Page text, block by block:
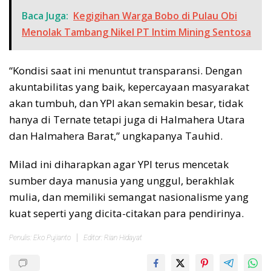
Baca Juga: Kegigihan Warga Bobo di Pulau Obi
Menolak Tambang Nikel PT Intim Mining Sentosa
“Kondisi saat ini menuntut transparansi. Dengan
akuntabilitas yang baik, kepercayaan masyarakat
akan tumbuh, dan YPI akan semakin besar, tidak
hanya di Ternate tetapi juga di Halmahera Utara
dan Halmahera Barat,” ungkapanya Tauhid.
Milad ini diharapkan agar YPI terus mencetak
sumber daya manusia yang unggul, berakhlak
mulia, dan memiliki semangat nasionalisme yang
kuat seperti yang dicita-citakan para pendirinya.
Penulis: Eko Pujianto Editor: Rian Hidayat